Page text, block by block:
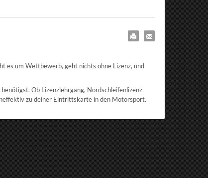
es um Wettbewerb, geht nichts ohne Lizenz, und
Ob Lizenzlehrgang, Nordschleifenlizenz
zu deiner Eintrittskarte in den Motorsport.